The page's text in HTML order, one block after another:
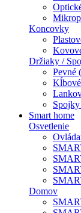
Koncovky
Držiaky /
Pevné
Smart home
Osvetlenie
Domov